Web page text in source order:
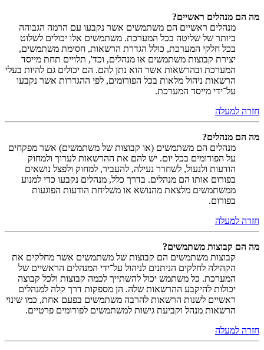
מה הם מנהלים ראשיים?
מנהלים ראשיים הם משתמשים אשר נקבעו עם הרמה הגבוהה
ביותר של שליטה בכל המערכת. משתמשים אלו יכולים לשלוט
בכל חלקי המערכת, כולל הגדרת הרשאות, חסימת משתמשים,
יצירת קבוצות משתמשים או מנהלים, וכד', תלויים תחת מייסד
המערכת ובהרשאות אשר הוא נתן להם. הם יכולים גם להיות בעלי
הרשאות ניהול מלאות בכל הפורומים, לפי ההגדרות אשר נקבעו
על־ידי מייסד המערכת.
חזרה למעלה
מה הם מנהלים?
מנהלים הם משתמשים (או קבוצות של משתמשים) אשר מפקחים
על הפורומים בכל יום. יש להם את ההרשאות לערוך ולמחוק
הודעות ולנעול, לשחרר נעילה, להעביר, למחוק ולפצל נושאים
בפורום אותו הם מנהלים. בדרך כלל, מנהלים נקבעו כדי למנוע
ממשתמשים מלצאת מהנושא או משליחת הודעות הפוגעות
בפורום.
חזרה למעלה
מה הם קבוצות משתמשים?
קבוצות משתמשים הם קבוצות של משתמשים אשר מחלקים את
הקהילה לחלקים הניתנים לניהול על־ידי המנהלים הראשיים של
המערכת. כל משתמש יכול להשתייך לכמה קבוצות ולכל קבוצה
יכולות להיקבע ההרשאות שלה. הן מספקות דרך קלה למנהלים
ראשיים לשנות הרשאות להרבה משתמשים בפעם אחת, כמו שינוי
הרשאות מנהל וקביעת גישות למשתמשים לפורומים פרטיים.
חזרה למעלה